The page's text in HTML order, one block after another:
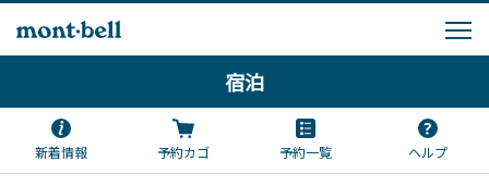
宿泊
新着情報 予約カゴ 予約一覧 ヘルプ